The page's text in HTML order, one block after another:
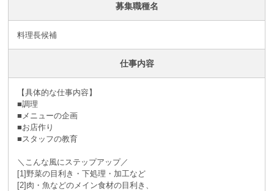
募集職種名
料理長候補
仕事内容
【具体的な仕事内容】
■調理
■メニューの企画
■お店作り
■スタッフの教育
＼こんな風にステップアップ／
[1]野菜の目利き・下処理・加工など
[2]肉・魚などのメイン食材の目利き、